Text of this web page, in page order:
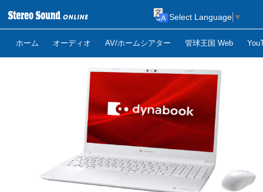
ホーム オーディオ AV/ホームシアター 管球王国 Web
Select Language ▼